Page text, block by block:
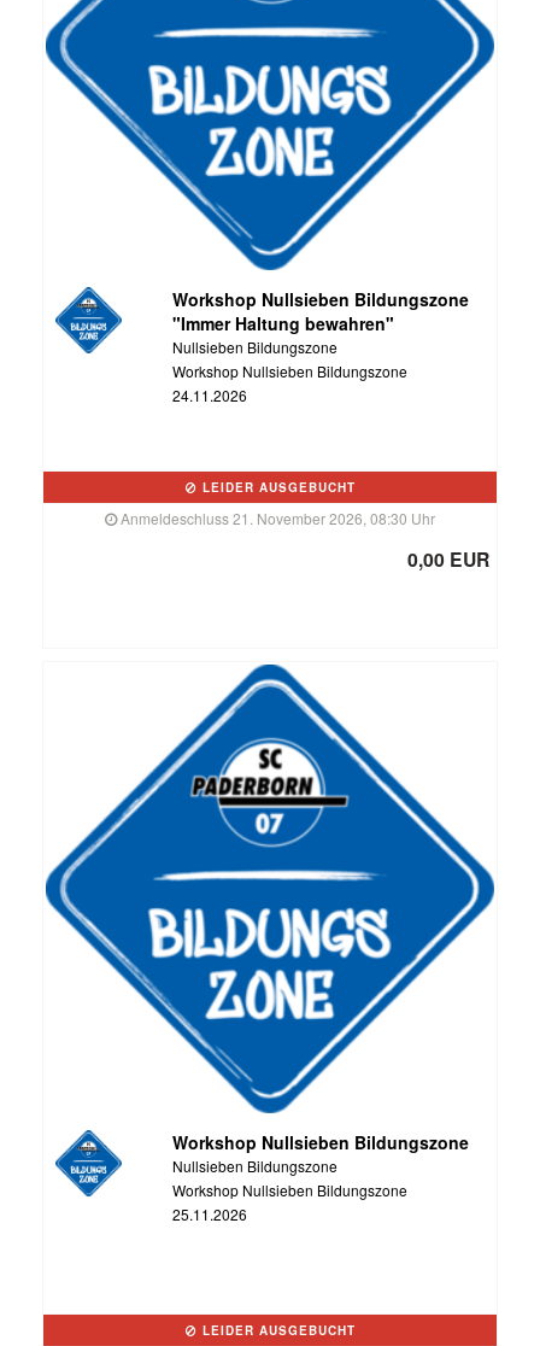
Workshop Nullsieben Bildungszone
"Immer Haltung bewahren"
Nullsieben Bildungszone
Workshop Nullsieben Bildungszone
24.11.2026
LEIDER AUSGEBUCHT
Anmeldeschluss 21. November 2026, 08:30 Uhr
0,00 EUR
Workshop Nullsieben Bildungszone
Nullsieben Bildungszone
Workshop Nullsieben Bildungszone
25.11.2026
LEIDER AUSGEBUCHT